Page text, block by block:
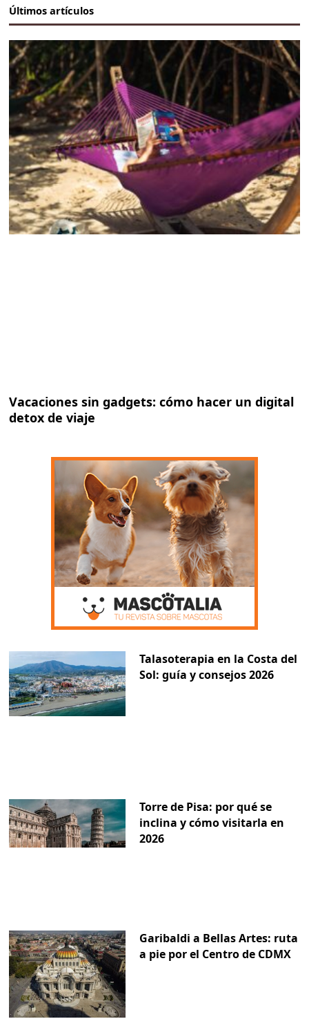
Últimos artículos
Vacaciones sin gadgets: cómo hacer un digital
detox de viaje
Talasoterapia en la Costa del
Sol: guía y consejos 2026
Torre de Pisa: por qué se
inclina y cómo visitarla en
2026
Garibaldi a Bellas Artes: ruta
a pie por el Centro de CDMX